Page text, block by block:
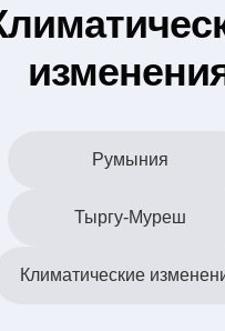
Румыния
Тыргу-Муреш
Климатические